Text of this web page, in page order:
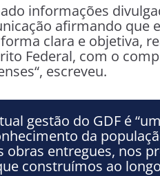
informações
afirmando que
clara e objetiva,
Federal, com o
escreveu.
gestão do GDF é
da
entregues, nos
construímos ao